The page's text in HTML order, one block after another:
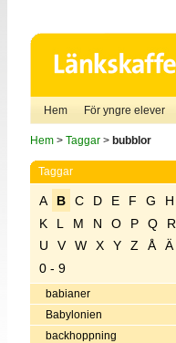
Hem För yngre elever
Hem> Taggar> bubblor
Taggar
A B C D E F G H
K
L M N O P Q R
U
V W X Y Z Å Ä
0 - 9
babianer
Babylonien
backhoppning